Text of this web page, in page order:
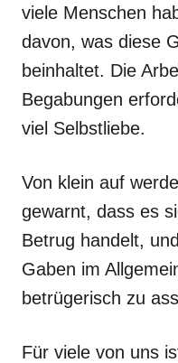
viele Menschen
davon, was diese
beinhaltet. Die
Begabungen
viel Selbstliebe.
Von klein auf
gewarnt, dass es
Betrug handelt,
Gaben im
betrügerisch zu
Für viele von uns